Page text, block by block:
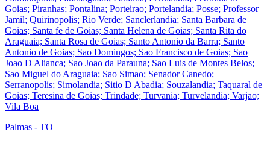
Goias; Piranhas; Pontalina; Porteirao; Portelandia; Posse; Professor
Jamil; Quirinopolis; Rio Verde; Sanclerlandia; Santa Barbara de
Goias; Santa fe de Goias; Santa Helena de Goias; Santa Rita do
Araguaia; Santa Rosa de Goias; Santo Antonio da Barra; Santo
Antonio de Goias; Sao Domingos; Sao Francisco de Goias; Sao
Joao D Alianca; Sao Joao da Parauna; Sao Luis de Montes Belos;
Sao Miguel do Araguaia; Sao Simao; Senador Canedo;
Serranopolis; Simolandia; Sitio D Abadia; Souzalandia; Taquaral de
Goias; Teresina de Goias; Trindade; Turvania; Turvelandia; Varjao;
Vila Boa
Palmas - TO